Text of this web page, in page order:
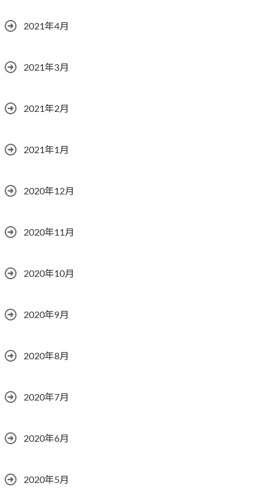
2021年4月
2021年3月
2021年2月
2021年1月
2020年12月
2020年11月
2020年10月
2020年9月
2020年8月
2020年7月
2020年6月
2020年5月